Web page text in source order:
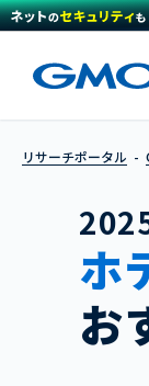
リサーチポータル
ホ
お